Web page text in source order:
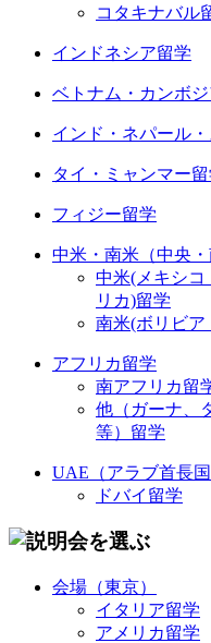
コタキナバル
インドネシア留学
ベトナム・カンボ
インド・ネパール
タイ・ミャンマー
フィジー留学
中米・南米（中央
中米(メキシコ
リカ)留学
南米(ボリビア
アフリカ留学
南アフリカ留
他（ガーナ、
等）留学
UAE（アラブ首長
ドバイ留学
会場（東京）
イタリア留学
アメリカ留学